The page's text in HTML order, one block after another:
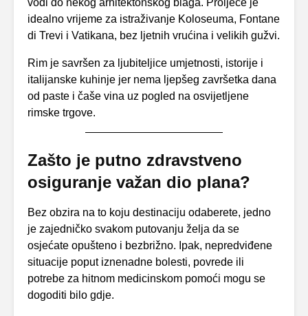
vodi do nekog arhitektonskog blaga. Proljeće je
idealno vrijeme za istraživanje Koloseuma, Fontane
di Trevi i Vatikana, bez ljetnih vrućina i velikih gužvi.
Rim je savršen za ljubiteljice umjetnosti, istorije i
italijanske kuhinje jer nema ljepšeg završetka dana
od paste i čaše vina uz pogled na osvijetljene
rimske trgove.
Zašto je putno zdravstveno
osiguranje važan dio plana?
Bez obzira na to koju destinaciju odaberete, jedno
je zajedničko svakom putovanju želja da se
osjećate opušteno i bezbrižno. Ipak, nepredviđene
situacije poput iznenadne bolesti, povrede ili
potrebe za hitnom medicinskom pomoći mogu se
dogoditi bilo gdje.